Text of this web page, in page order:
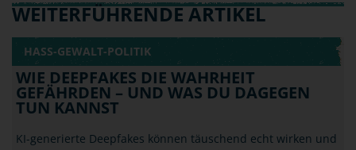
WEITERFÜHRENDE ARTIKEL
HASS-GEWALT-POLITIK
WIE DEEPFAKES DIE WAHRHEIT
GEFÄHRDEN – UND WAS DU DAGEGEN
TUN KANNST
KI-generierte Deepfakes können täuschend echt wirken und